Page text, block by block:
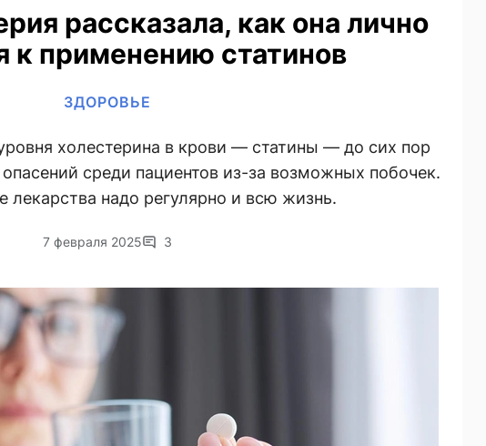
рассказала, как она лично
к применению статинов
ЗДОРОВЬЕ
холестерина в крови — статины — до сих пор
среди пациентов из-за возможных побочек.
лекарства надо регулярно и всю жизнь.
7 февраля 2025 3